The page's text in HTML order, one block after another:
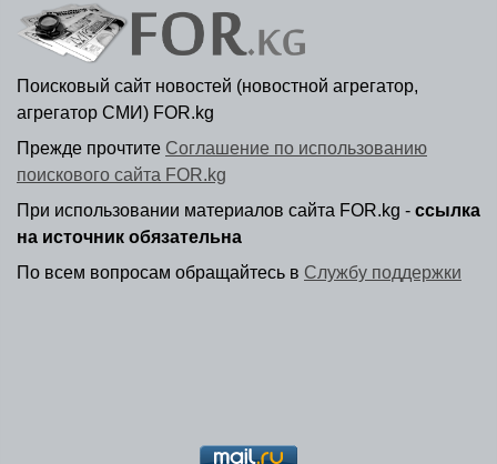
Поисковый сайт новостей (новостной агрегатор,
агрегатор СМИ) FOR.kg
Прежде прочтите Соглашение по использованию
поискового сайта FOR.kg
При использовании материалов сайта FOR.kg - ссылка
на источник обязательна
По всем вопросам обращайтесь в Службу поддержки